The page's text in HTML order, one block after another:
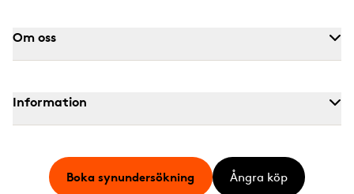
Om oss
Information
Boka synundersökning Ångra köp